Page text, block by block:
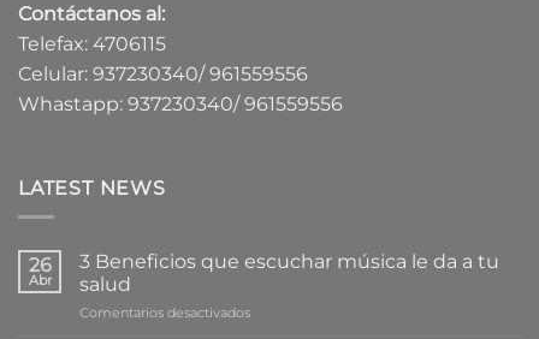
Contáctanos al:
Telefax: 4706115
Celular: 937230340/ 961559556
Whastapp: 937230340/ 961559556
LATEST NEWS
26
Abr
3 Beneficios que escuchar música le da a tu
salud
Comentarios desactivadosen